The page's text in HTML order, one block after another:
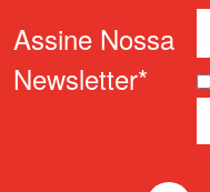
Assine Nossa
Newsletter*